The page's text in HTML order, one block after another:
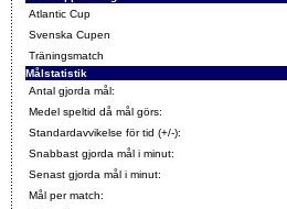
Atlantic Cup
Svenska Cupen
Träningsmatch
Målstatistik
Antal gjorda mål:
Medel speltid då mål görs:
Standardavvikelse för tid (+/-):
Snabbast gjorda mål i minut:
Senast gjorda mål i minut:
Mål per match: